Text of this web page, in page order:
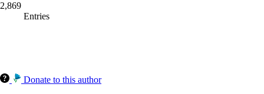
2,869
Entries
Donate to this author